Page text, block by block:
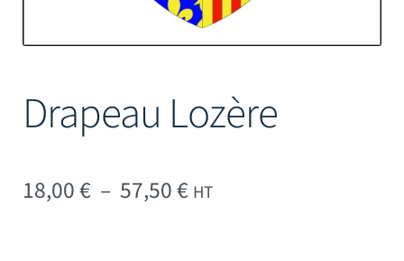
Drapeau Lozère
18,00€ – 57,50€Plage de prix : 18,00 €
HT